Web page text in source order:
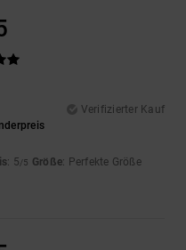
Verifizierter Kauf
: 5/5 Größe: Perfekte Größe